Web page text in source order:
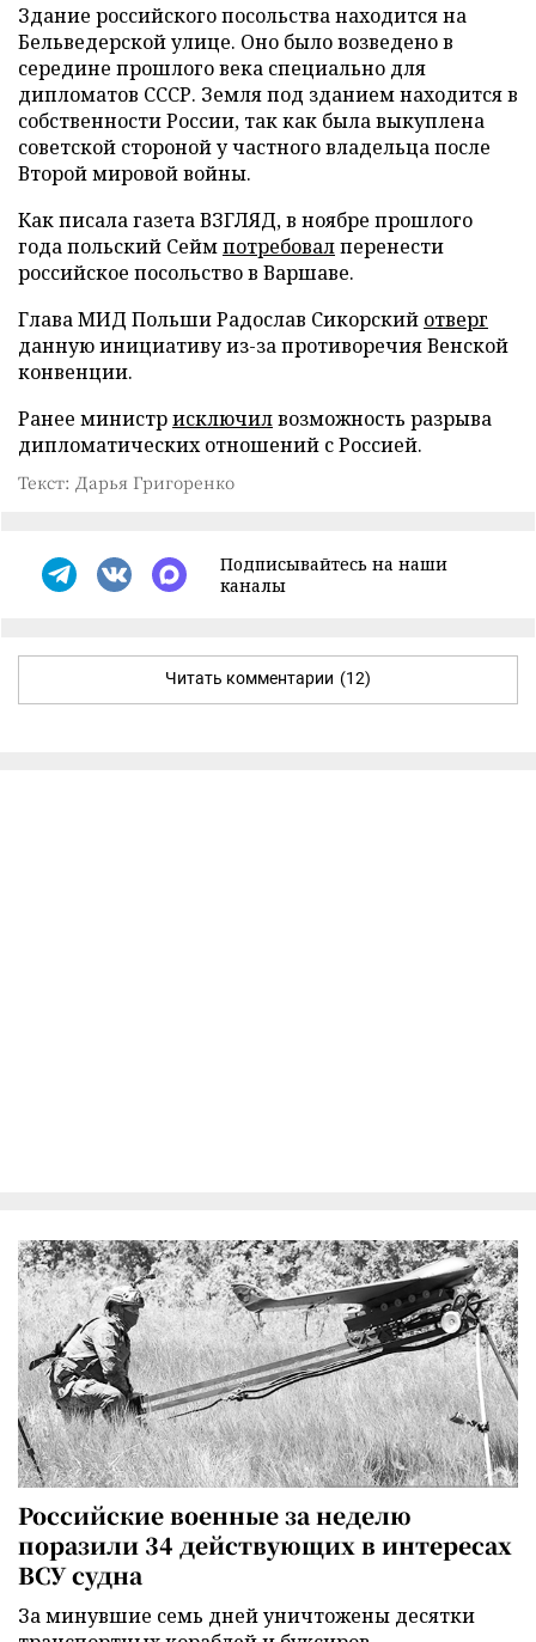
Здание российского посольства находится на
Бельведерской улице. Оно было возведено в
середине прошлого века специально для
дипломатов СССР. Земля под зданием находится в
собственности России, так как была выкуплена
советской стороной у частного владельца после
Второй мировой войны.
Как писала газета ВЗГЛЯД, в ноябре прошлого
года польский Сеймпотребовалперенести
российское посольство в Варшаве.
Глава МИД Польши Радослав Сикорский отверг
данную инициативу из-за противоречия Венской
конвенции.
Ранее министрисключилвозможность разрыва
дипломатических отношений с Россией.
Текст: Дарья Григоренко
Подписывайтесь на наши
каналы
Читать комментарии (12)
Российские военные за неделю
поразили 34 действующих в интересах
ВСУ судна
За минувшие семь дней уничтожены десятки